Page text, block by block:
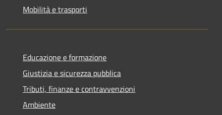
Mobilità e trasporti
Educazione e formazione
Giustizia e sicurezza pubblica
Tributi, finanze e contravvenzioni
Ambiente